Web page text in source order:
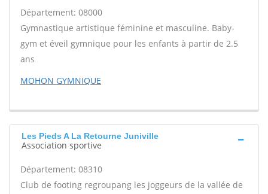
Département: 08000
Gymnastique artistique féminine et masculine. Baby-
gym et éveil gymnique pour les enfants à partir de 2.5
ans
MOHON GYMNIQUE
Les Pieds A La Retourne Juniville
Association sportive
Département: 08310
Club de footing regroupang les joggeurs de la vallée de